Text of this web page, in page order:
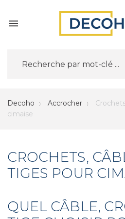

Decoho Accrocher
cimaise
CROCHETS,
TIGES POUR
QUEL CÂBLE,